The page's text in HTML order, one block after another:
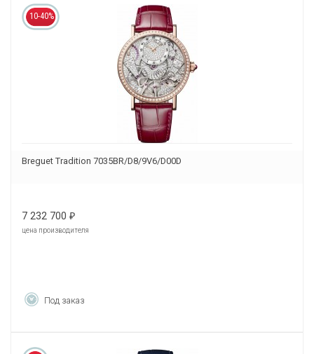
10-40%
Breguet Tradition 7035BR/D8/9V6/D00D
7 232 700 ₽
цена производителя
Под заказ